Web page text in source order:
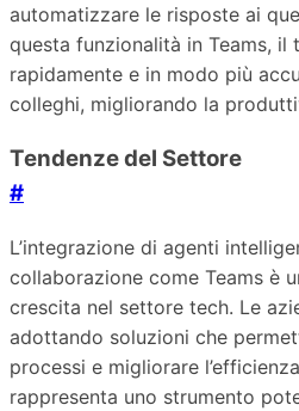
automatizzare le risposte ai
questa funzionalità in Teams, il
rapidamente e in modo più
colleghi, migliorando la
Tendenze del Settore
#
L’integrazione di agenti
collaborazione come Teams è
crescita nel settore tech. Le
adottando soluzioni che
processi e migliorare
rappresenta uno strumento